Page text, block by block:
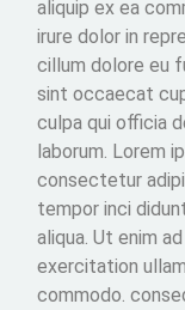
aliquip ex ea
irure dolor in
cillum dolore eu
sint occaecat
culpa qui officia
laborum. Lorem
consectetur
tempor inci
aliqua. Ut enim
exercitation
commodo.